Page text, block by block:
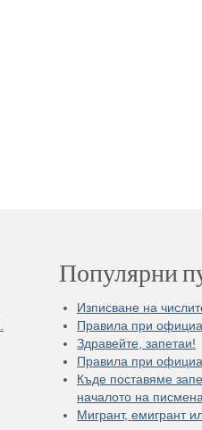
Популярни
Изписване на
Правила при
Здравейте, запетаи!
Правила при
Къде поставяме
началото на
Мигрант, емигрант